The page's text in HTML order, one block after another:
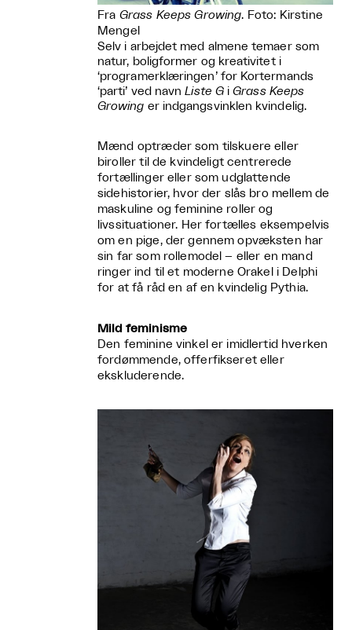
Fra Grass Keeps Growing. Foto: Kirstine
Mengel
Selv i arbejdet med almene temaer som
natur, boligformer og kreativitet i
‘programerklæringen’ for Kortermands
‘parti’ ved navnListe GiGrass Keeps
Growing er indgangsvinklen kvindelig.
Mænd optræder som tilskuere eller
biroller til de kvindeligt centrerede
fortællinger eller som udglattende
sidehistorier, hvor der slås bro mellem de
maskuline og feminine roller og
livssituationer. Her fortælles eksempelvis
om en pige, der gennem opvæksten har
sin far som rollemodel – eller en mand
ringer ind til et moderne Orakel i Delphi
for at få råd en af en kvindelig Pythia.
Mild feminisme
Den feminine vinkel er imidlertid hverken
fordømmende, offerfikseret eller
ekskluderende.